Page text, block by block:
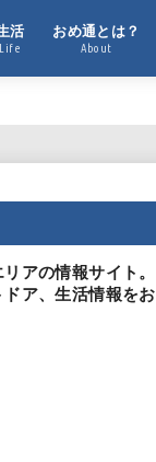
活
Life
おめ通とは？
About
アの情報サイト。
ア、生活情報をお